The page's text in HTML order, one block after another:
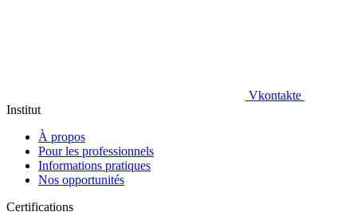
Vkontakte
Institut
À propos
Pour les professionnels
Informations pratiques
Nos opportunités
Certifications